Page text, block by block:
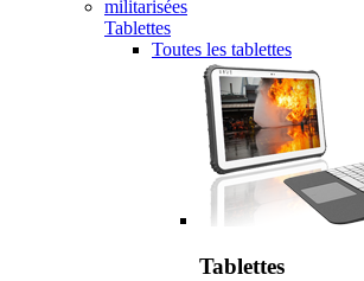
Tablettes
Toutes les tablettes
Tablettes